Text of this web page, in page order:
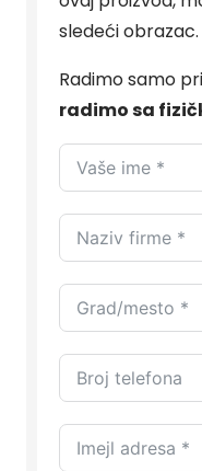
sledeći obrazac.
Radimo samo
radimo sa